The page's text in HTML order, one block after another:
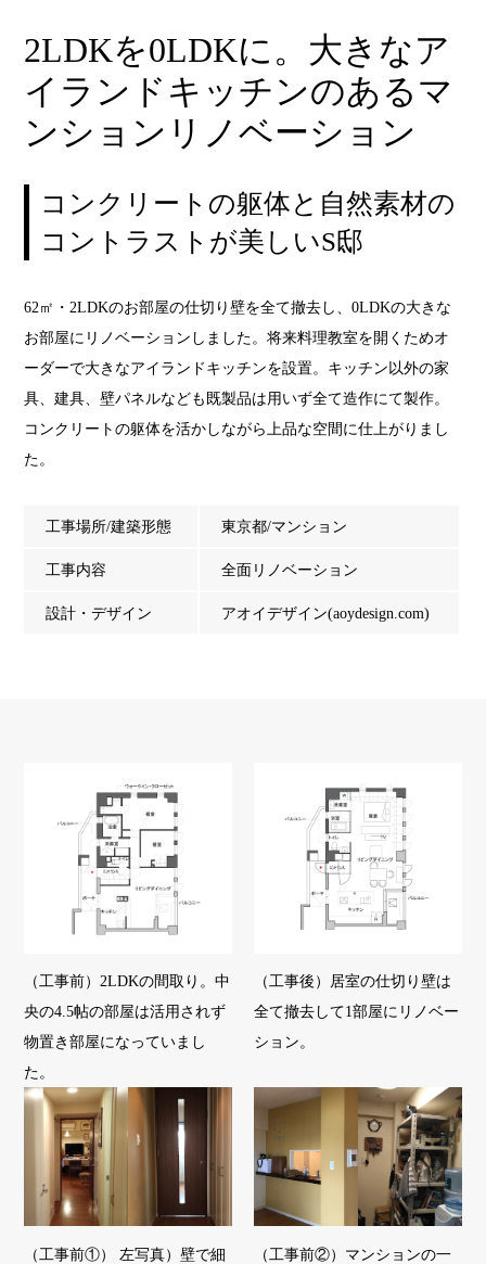
2LDKを0LDKに。大きなア
イランドキッチンのあるマ
ンションリノベーション
コンクリートの躯体と自然素材の
コントラストが美しいS邸
62㎡・2LDKのお部屋の仕切り壁を全て撤去し、0LDKの大きな
お部屋にリノベーションしました。将来料理教室を開くためオ
ーダーで大きなアイランドキッチンを設置。キッチン以外の家
具、建具、壁パネルなども既製品は用いず全て造作にて製作。
コンクリートの躯体を活かしながら上品な空間に仕上がりまし
た。
工事場所/建築形態 東京都/マンション
工事内容 全面リノベーション
設計・デザイン アオイデザイン(aoydesign.com)
（工事前）2LDKの間取り。中
央の4.5帖の部屋は活用されず
物置き部屋になっていまし
た。
（工事後）居室の仕切り壁は
全て撤去して1部屋にリノベー
ション。
（工事前①） 左写真）壁で細
（工事前②）マンションの一